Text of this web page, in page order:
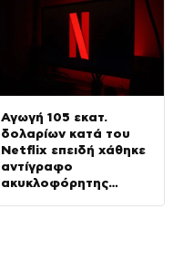
Αγωγή 105 εκατ.
δολαρίων κατά του
Netflix επειδή χάθηκε
αντίγραφο
ακυκλοφόρητης